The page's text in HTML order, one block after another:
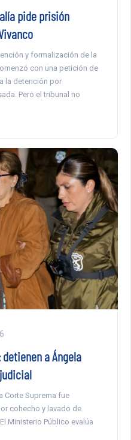
pide prisión
y formalización de la
con una petición de
la detención por
Pero el tribunal no
a Ángela
Corte Suprema fue
cohecho y lavado de
Ministerio Público evalúa